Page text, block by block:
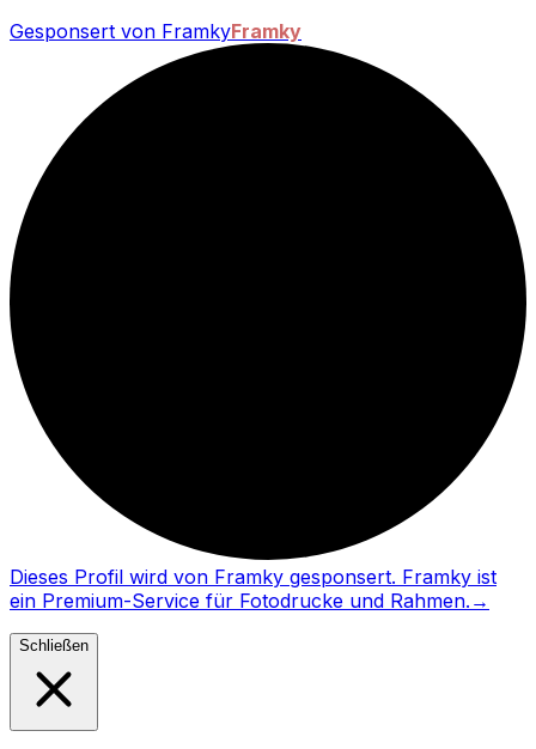
Gesponsert von FramkyFramky
Dieses Profil wird von Framky gesponsert. Framky ist
ein Premium-Service für Fotodrucke und Rahmen. →
Schließen